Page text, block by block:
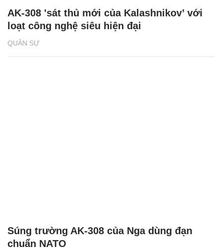
QUÂN SỰ
AK-308 'sát thủ mới của Kalashnikov’ với
loạt công nghệ siêu hiện đại
Súng trường AK-308 của Nga dùng đạn
chuẩn NATO